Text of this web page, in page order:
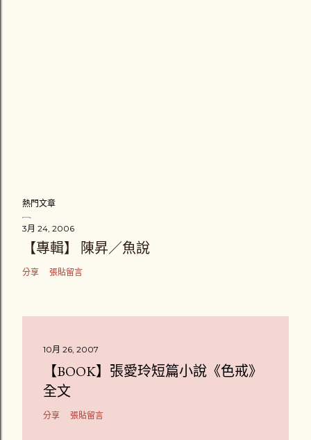
熱門文章
3月 24, 2006
【專輯】 陳昇／魚說
分享 張貼留言
10月 26, 2007
【BOOK】張愛玲短篇小說《色戒》
全文
分享 張貼留言